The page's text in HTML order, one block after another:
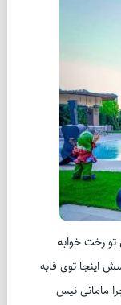
تو رخت خوابه
اینجا توی قابه
مامانی نیس